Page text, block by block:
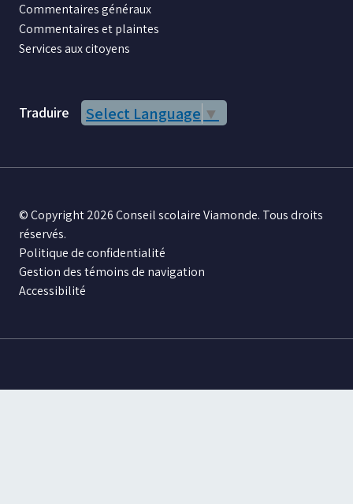
Commentaires généraux
Commentaires et plaintes
Services aux citoyens
Traduire Select Language ▼
© Copyright 2026 Conseil scolaire Viamonde. Tous droits
réservés.
Politique de confidentialité
Gestion des témoins de navigation
Accessibilité